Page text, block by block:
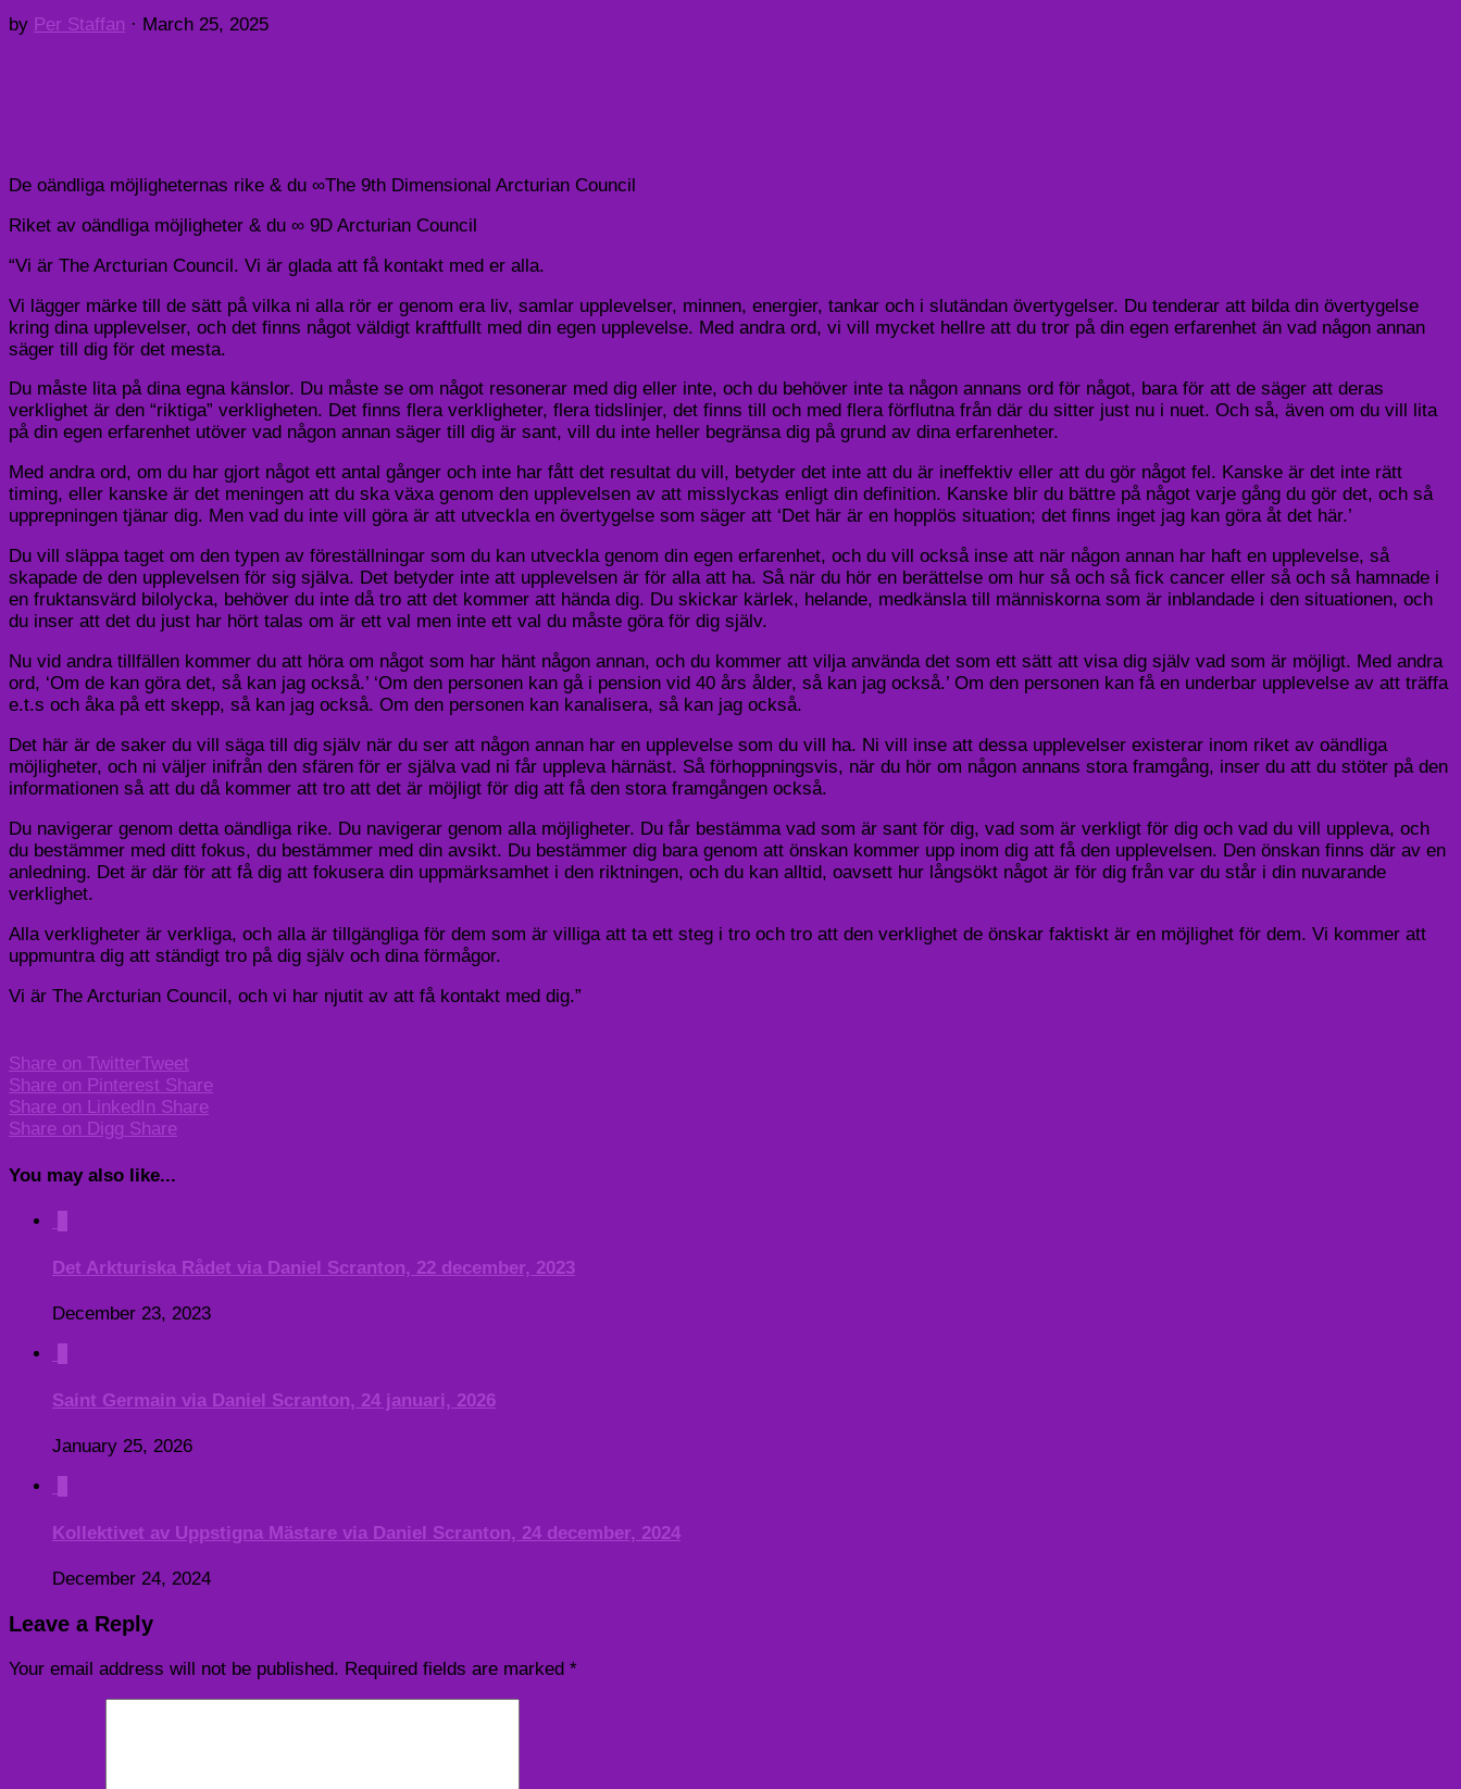
by Per Staffan · March 25, 2025
De oändliga möjligheternas rike & du ∞The 9th Dimensional Arcturian Council
Riket av oändliga möjligheter & du ∞ 9D Arcturian Council
“Vi är The Arcturian Council. Vi är glada att få kontakt med er alla.
Vi lägger märke till de sätt på vilka ni alla rör er genom era liv, samlar upplevelser, minnen, energier, tankar och i slutändan övertygelser. Du tenderar att bilda din övertygelse
kring dina upplevelser, och det finns något väldigt kraftfullt med din egen upplevelse. Med andra ord, vi vill mycket hellre att du tror på din egen erfarenhet än vad någon annan
säger till dig för det mesta.
Du måste lita på dina egna känslor. Du måste se om något resonerar med dig eller inte, och du behöver inte ta någon annans ord för något, bara för att de säger att deras
verklighet är den “riktiga” verkligheten. Det finns flera verkligheter, flera tidslinjer, det finns till och med flera förflutna från där du sitter just nu i nuet. Och så, även om du vill lita
på din egen erfarenhet utöver vad någon annan säger till dig är sant, vill du inte heller begränsa dig på grund av dina erfarenheter.
Med andra ord, om du har gjort något ett antal gånger och inte har fått det resultat du vill, betyder det inte att du är ineffektiv eller att du gör något fel. Kanske är det inte rätt
timing, eller kanske är det meningen att du ska växa genom den upplevelsen av att misslyckas enligt din definition. Kanske blir du bättre på något varje gång du gör det, och så
upprepningen tjänar dig. Men vad du inte vill göra är att utveckla en övertygelse som säger att ‘Det här är en hopplös situation; det finns inget jag kan göra åt det här.’
Du vill släppa taget om den typen av föreställningar som du kan utveckla genom din egen erfarenhet, och du vill också inse att när någon annan har haft en upplevelse, så
skapade de den upplevelsen för sig själva. Det betyder inte att upplevelsen är för alla att ha. Så när du hör en berättelse om hur så och så fick cancer eller så och så hamnade i
en fruktansvärd bilolycka, behöver du inte då tro att det kommer att hända dig. Du skickar kärlek, helande, medkänsla till människorna som är inblandade i den situationen, och
du inser att det du just har hört talas om är ett val men inte ett val du måste göra för dig själv.
Nu vid andra tillfällen kommer du att höra om något som har hänt någon annan, och du kommer att vilja använda det som ett sätt att visa dig själv vad som är möjligt. Med andra
ord, ‘Om de kan göra det, så kan jag också.’ ‘Om den personen kan gå i pension vid 40 års ålder, så kan jag också.’ Om den personen kan få en underbar upplevelse av att träffa
e.t.s och åka på ett skepp, så kan jag också. Om den personen kan kanalisera, så kan jag också.
Det här är de saker du vill säga till dig själv när du ser att någon annan har en upplevelse som du vill ha. Ni vill inse att dessa upplevelser existerar inom riket av oändliga
möjligheter, och ni väljer inifrån den sfären för er själva vad ni får uppleva härnäst. Så förhoppningsvis, när du hör om någon annans stora framgång, inser du att du stöter på den
informationen så att du då kommer att tro att det är möjligt för dig att få den stora framgången också.
Du navigerar genom detta oändliga rike. Du navigerar genom alla möjligheter. Du får bestämma vad som är sant för dig, vad som är verkligt för dig och vad du vill uppleva, och
du bestämmer med ditt fokus, du bestämmer med din avsikt. Du bestämmer dig bara genom att önskan kommer upp inom dig att få den upplevelsen. Den önskan finns där av en
anledning. Det är där för att få dig att fokusera din uppmärksamhet i den riktningen, och du kan alltid, oavsett hur långsökt något är för dig från var du står i din nuvarande
verklighet.
Alla verkligheter är verkliga, och alla är tillgängliga för dem som är villiga att ta ett steg i tro och tro att den verklighet de önskar faktiskt är en möjlighet för dem. Vi kommer att
uppmuntra dig att ständigt tro på dig själv och dina förmågor.
Vi är The Arcturian Council, och vi har njutit av att få kontakt med dig.”
Share on TwitterTweet
Share on Pinterest Share
Share on LinkedIn Share
Share on Digg Share
You may also like...
Det Arkturiska Rådet via Daniel Scranton, 22 december, 2023
December 23, 2023
Saint Germain via Daniel Scranton, 24 januari, 2026
January 25, 2026
Kollektivet av Uppstigna Mästare via Daniel Scranton, 24 december, 2024
December 24, 2024
Leave a Reply
Your email address will not be published. Required fields are marked *